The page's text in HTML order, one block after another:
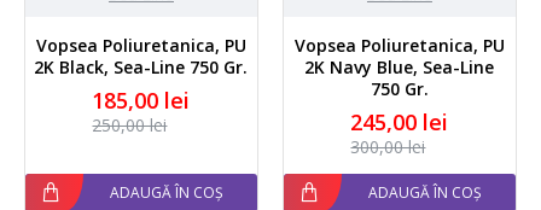
Vopsea Poliuretanica, PU
2K Black, Sea-Line 750 Gr.
185,00 lei
250,00 lei
ADAUGĂ ÎN COȘ
Vopsea Poliuretanica, PU
2K Navy Blue, Sea-Line
750 Gr.
245,00 lei
300,00 lei
ADAUGĂ ÎN COȘ